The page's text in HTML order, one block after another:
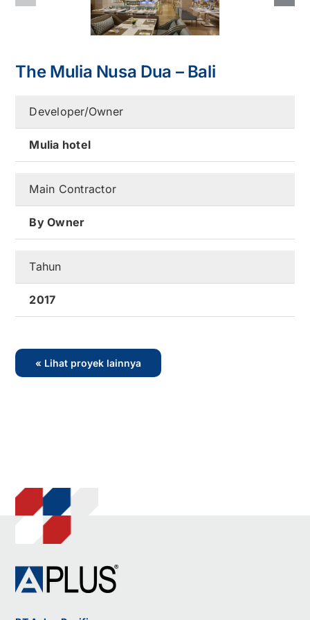
Karir
The Mulia Nusa Dua – Bali
Developer/Owner
Mulia hotel
Main Contractor
By Owner
Tahun
2017
« Lihat proyek lainnya